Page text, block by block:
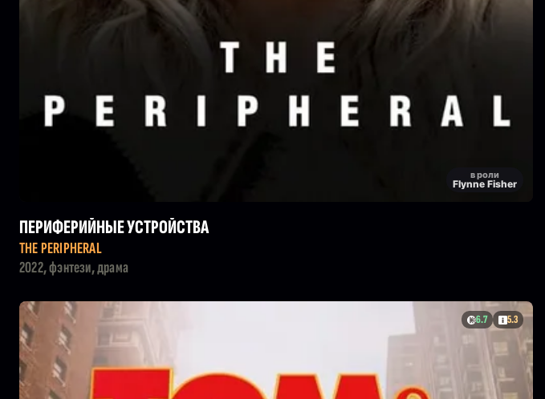
в роли
Flynne Fisher
ПЕРИФЕРИЙНЫЕ УСТРОЙСТВА
THE PERIPHERAL
2022, фэнтези, драма
6.7 5.3